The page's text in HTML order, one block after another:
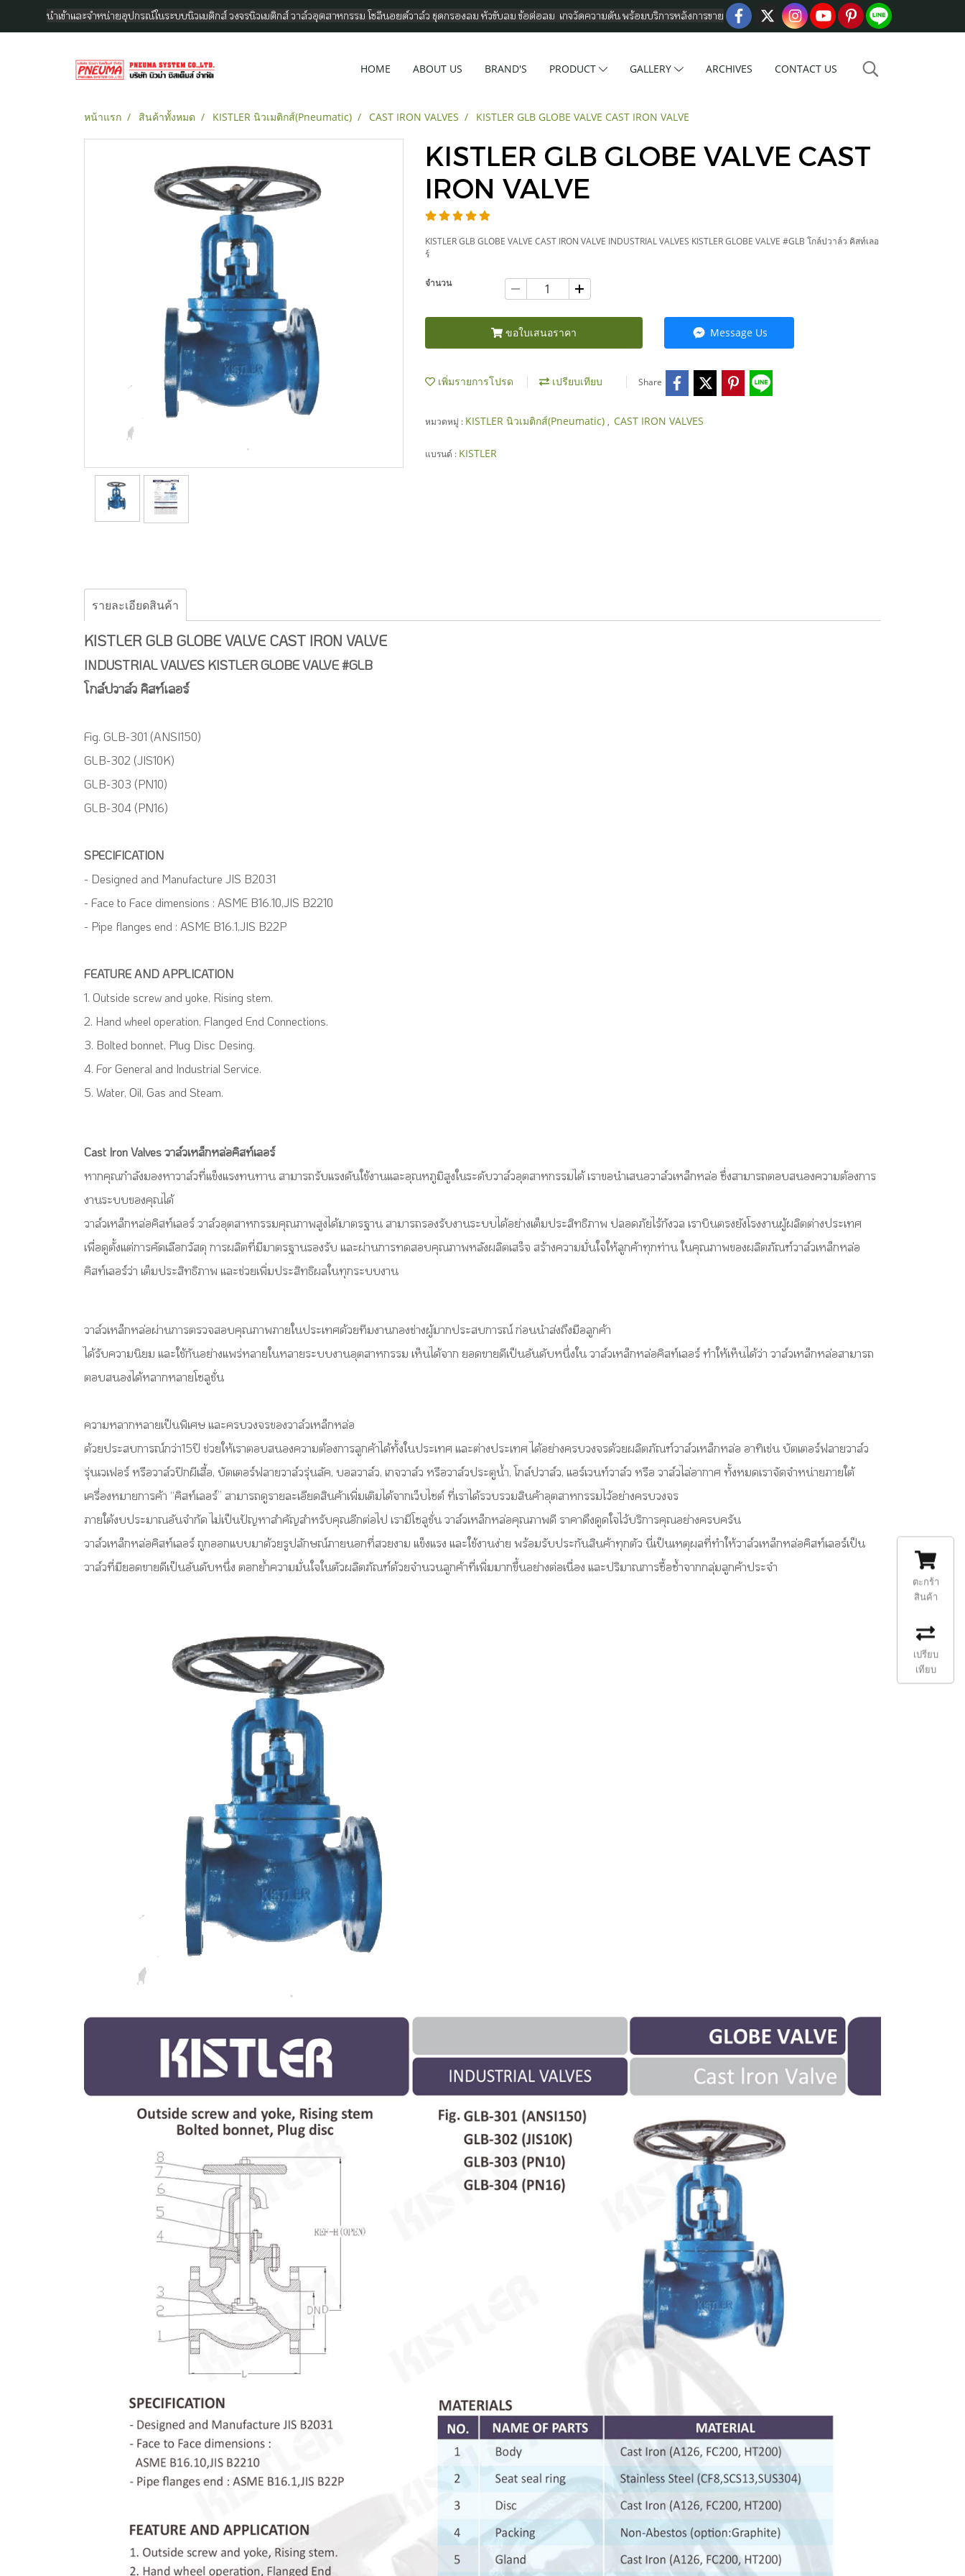
นำเข้าและจำหน่ายอุปกรณ์ในระบบนิวเมติกส์ วงจรนิวเมติกส์ วาล์วอุตสาหกรรม โซลีนอยด์วาล์ว ชุดกรองลม หัวขับลม ข้อต่อลม เกจวัดความดัน พร้อมบริการหลังการขาย
HOME ABOUT US BRAND'S PRODUCT GALLERY ARCHIVES CONTACT US
หน้าแรก สินค้าทั้งหมด KISTLER นิวเมติกส์(Pneumatic) CAST IRON VALVES KISTLER GLB GLOBE VALVE CAST IRON VALVE
KISTLER GLB GLOBE VALVE CAST
IRON VALVE
KISTLER GLB GLOBE VALVE CAST IRON VALVE INDUSTRIAL VALVES KISTLER GLOBE VALVE #GLB โกล์ปวาล์ว คิสท์เลอ
ร์
จำนวน
ขอใบเสนอราคา Message Us
เพิ่มรายการโปรด เปรียบเทียบ Share
หมวดหมู่ : KISTLER นิวเมติกส์(Pneumatic) , CAST IRON VALVES
แบรนด์ : KISTLER
รายละเอียดสินค้า
KISTLER GLB GLOBE VALVE CAST IRON VALVE
INDUSTRIAL VALVES KISTLER GLOBE VALVE #GLB
โกล์ปวาล์ว คิสท์เลอร์
Fig. GLB-301 (ANSI150)
GLB-302 (JIS10K)
GLB-303 (PN10)
GLB-304 (PN16)
SPECIFICATION
- Designed and Manufacture JIS B2031
- Face to Face dimensions : ASME B16.10,JIS B2210
- Pipe flanges end : ASME B16.1,JIS B22P
FEATURE AND APPLICATION
1. Outside screw and yoke, Rising stem.
2. Hand wheel operation, Flanged End Connections.
3. Bolted bonnet, Plug Disc Desing.
4. For General and Industrial Service.
5. Water, Oil, Gas and Steam.
Cast Iron Valves วาล์วเหล็กหล่อคิสท์เลอร์
หากคุณกำลังมองหาวาล์วที่แข็งแรงทนทาน สามารถรับแรงดันใช้งานและอุณหภูมิสูงในระดับวาล์วอุตสาหกรรมได้ เราขอนำเสนอวาล์วเหล็กหล่อ ซึ่งสามารถตอบสนองความต้องการ
งานระบบของคุณได้
วาล์วเหล็กหล่อคิสท์เลอร์ วาล์วอุตสาหกรรมคุณภาพสูงได้มาตรฐาน สามารถรองรับงานระบบได้อย่างเต็มประสิทธิภาพ ปลอดภัยไร้กังวล เราบินตรงยังโรงงานผู้ผลิตต่างประเทศ
เพื่อดูตั้งแต่การคัดเลือกวัสดุ การผลิตที่มีมาตรฐานรองรับ และผ่านการทดสอบคุณภาพหลังผลิตเสร็จ สร้างความมั่นใจให้ลูกค้าทุกท่าน ในคุณภาพของผลิตภัณฑ์วาล์วเหล็กหล่อ
คิสท์เลอร์ว่า เต็มประสิทธิภาพ และช่วยเพิ่มประสิทธิผลในทุกระบบงาน
วาล์วเหล็กหล่อผ่านการตรวจสอบคุณภาพภายในประเทศด้วยทีมงานกองช่างผู้มากประสบการณ์ ก่อนนำส่งถึงมือลูกค้า
ได้รับความนิยม และใช้กันอย่างแพร่หลายในหลายระบบงานอุตสาหกรรม เห็นได้จาก ยอดขายดีเป็นอันดับหนึ่งใน วาล์วเหล็กหล่อคิสท์เลอร์ ทำให้เห็นได้ว่า วาล์วเหล็กหล่อสามารถ
ตอบสนองได้หลากหลายโซลูชั่น
ความหลากหลายเป็นพิเศษ และครบวงจรของวาล์วเหล็กหล่อ
ด้วยประสบการณ์กว่า15ปี ช่วยให้เราตอบสนองความต้องการลูกค้าได้ทั้งในประเทศ และต่างประเทศ ได้อย่างครบวงจรด้วยผลิตภัณฑ์วาล์วเหล็กหล่อ อาทิเช่น บัตเตอร์ฟลายวาล์ว
รุ่นเวเฟอร์ หรือวาล์วปีกผีเสื้อ, บัตเตอร์ฟลายวาล์วรุ่นลัค, บอลวาล์ว, เกจวาล์ว หรือวาล์วประตูน้ำ, โกล์ปวาล์ว, แอร์เวนท์วาล์ว หรือ วาล์วไล่อากาศ ทั้งหมดเราจัดจำหน่ายภายใต้
เครื่องหมายการค้า “คิสท์เลอร์” สามารถดูรายละเอียดสินค้าเพิ่มเติมได้จากเว็บไซต์ ที่เราได้รวบรวมสินค้าอุตสาหกรรมไว้อย่างครบวงจร
ภายใต้งบประมาณอันจำกัด ไม่เป็นปัญหาสำคัญสำหรับคุณอีกต่อไป เรามีโซลูชั่น วาล์วเหล็กหล่อคุณภาพดี ราคาดึงดูดใจไว้บริการคุณอย่างครบครัน
วาล์วเหล็กหล่อคิสท์เลอร์ ถูกออกแบบมาด้วยรูปลักษณ์ภายนอกที่สวยงาม แข็งแรง และใช้งานง่าย พร้อมรับประกันสินค้าทุกตัว นี่เป็นเหตุผลที่ทำให้วาล์วเหล็กหล่อคิสท์เลอร์เป็น
วาล์วที่มียอดขายดีเป็นอันดับหนึ่ง ตอกย้ำความมั่นใจในตัวผลิตภัณฑ์ด้วยจำนวนลูกค้าที่เพิ่มมากขึ้นอย่างต่อเนื่อง และปริมาณการซื้อซ้ำจากกลุ่มลูกค้าประจำ
ตะกร้า
สินค้า
เปรียบ
เทียบ